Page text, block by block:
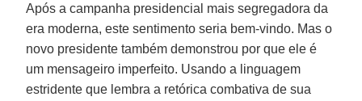
Após a campanha presidencial mais segregadora da
era moderna, este sentimento seria bem-vindo. Mas o
novo presidente também demonstrou por que ele é
um mensageiro imperfeito. Usando a linguagem
estridente que lembra a retórica combativa de sua